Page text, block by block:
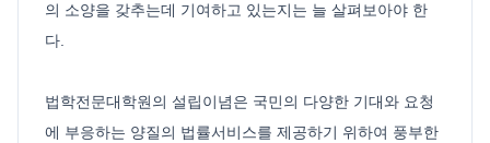
의 소양을 갖추는데 기여하고 있는지는 늘 살펴보아야 한
다.
법학전문대학원의 설립이념은 국민의 다양한 기대와 요청
에 부응하는 양질의 법률서비스를 제공하기 위하여 풍부한